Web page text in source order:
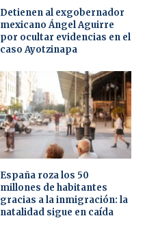
Detienen al exgobernador
mexicano Ángel Aguirre
por ocultar evidencias en el
caso Ayotzinapa
España roza los 50
millones de habitantes
gracias a la inmigración: la
natalidad sigue en caída